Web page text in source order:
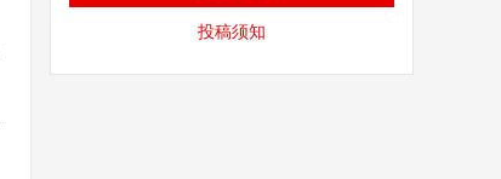
投稿须知